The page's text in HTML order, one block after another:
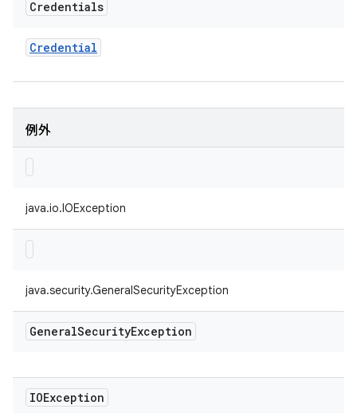
Credentials
Credential
例外
java.io.IOException
java.security.GeneralSecurityException
GeneralSecurityException
IOException